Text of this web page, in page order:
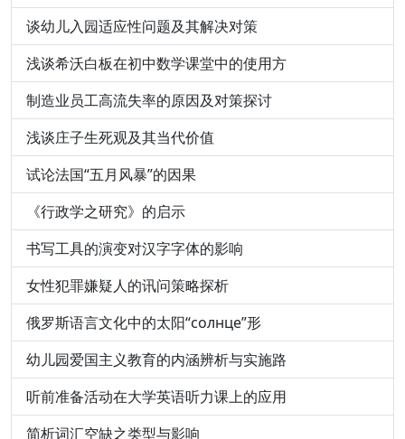
谈幼儿入园适应性问题及其解决对策
浅谈希沃白板在初中数学课堂中的使用方
制造业员工高流失率的原因及对策探讨
浅谈庄子生死观及其当代价值
试论法国“五月风暴”的因果
《行政学之研究》的启示
书写工具的演变对汉字字体的影响
女性犯罪嫌疑人的讯问策略探析
俄罗斯语言文化中的太阳“солнце”形
幼儿园爱国主义教育的内涵辨析与实施路
听前准备活动在大学英语听力课上的应用
简析词汇空缺之类型与影响